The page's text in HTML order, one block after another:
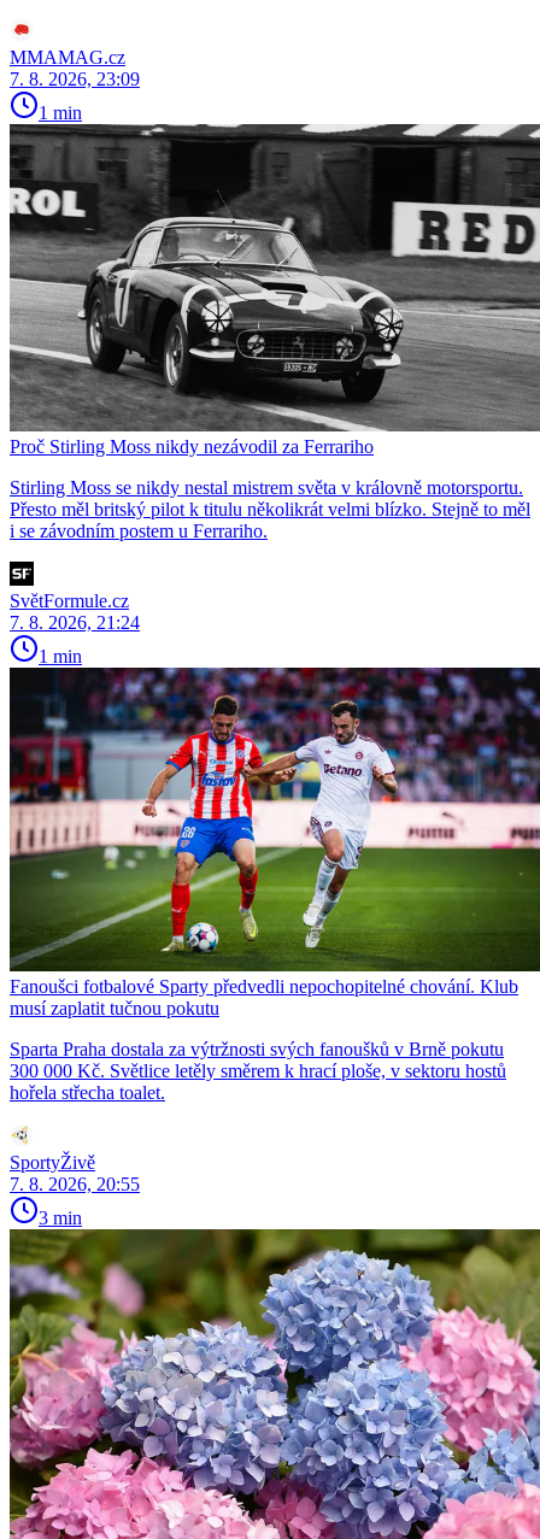
MMAMAG.cz
7. 8. 2026, 23:09
1 min
Proč Stirling Moss nikdy nezávodil za Ferrariho
Stirling Moss se nikdy nestal mistrem světa v královně motorsportu.
Přesto měl britský pilot k titulu několikrát velmi blízko. Stejně to měl
i se závodním postem u Ferrariho.
SvětFormule.cz
7. 8. 2026, 21:24
1 min
Fanoušci fotbalové Sparty předvedli nepochopitelné chování. Klub
musí zaplatit tučnou pokutu
Sparta Praha dostala za výtržnosti svých fanoušků v Brně pokutu
300 000 Kč. Světlice letěly směrem k hrací ploše, v sektoru hostů
hořela střecha toalet.
SportyŽivě
7. 8. 2026, 20:55
3 min